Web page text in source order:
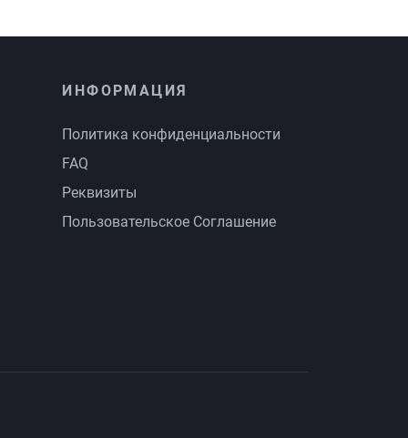
ИНФОРМАЦИЯ
Политика конфиденциальности
FAQ
Реквизиты
Пользовательское Соглашение